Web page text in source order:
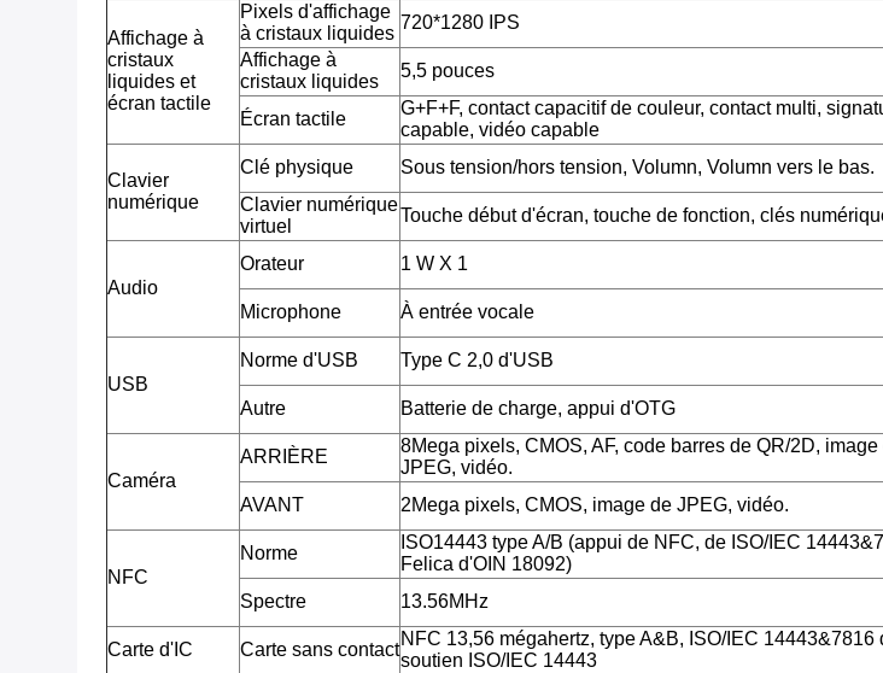
Affichage à
cristaux
liquides et
écran tactile
Pixels d'affichage
à cristaux liquides
720*1280 IPS
Affichage à
cristaux liquides
5,5 pouces
Écran tactile
G+F+F, contact capacitif de couleur, contact multi,
capable, vidéo capable
Clavier
numérique
Clé physique
Sous tension/hors tension, Volumn, Volumn vers le bas.
Clavier numérique
virtuel
Touche début d'écran, touche de fonction, clés
Audio
Orateur 1 W X 1
Microphone À entrée vocale
USB
Norme d'USB Type C 2,0 d'USB
Autre Batterie de charge, appui d'OTG
Caméra
ARRIÈRE
8Mega pixels, CMOS, AF, code barres de QR/2D, image
JPEG, vidéo.
AVANT
2Mega pixels, CMOS, image de JPEG, vidéo.
NFC
Norme
ISO14443 type A/B (appui de NFC, de ISO/IEC
Felica d'OIN 18092)
Spectre
13.56MHz
Carte d'IC Carte sans contact
NFC 13,56 mégahertz, type A&B, ISO/IEC 14443&7816
soutien ISO/IEC 14443